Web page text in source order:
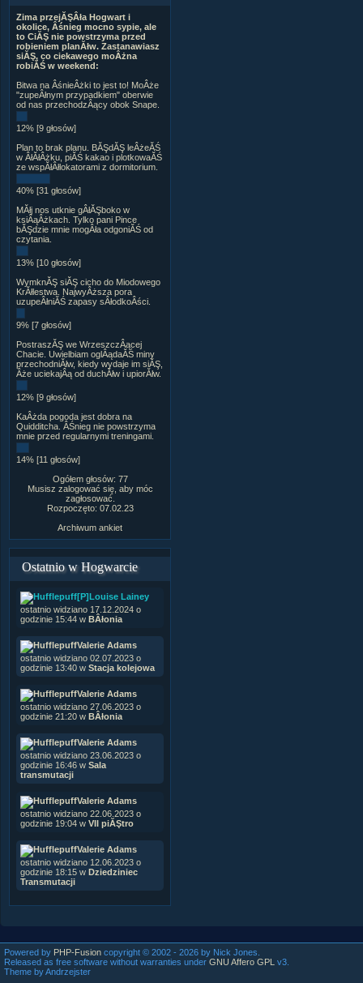
Zima przejĂŞÂła Hogwart i
okolice, Âśnieg mocno sypie, ale
to CiĂŞ nie powstrzyma przed
robieniem planĂłw. Zastanawiasz
siĂŞ, co ciekawego moÂżna
robiĂŚ w weekend:
Bitwa na ÂśnieÂżki to jest to! MoÂże
"zupeÂłnym przypadkiem" oberwie
od nas przechodzÂący obok Snape.
12% [9 głosów]
Plan to brak planu. BĂŞdĂŞ leÂżeĂŚ
w ÂłĂłÂżku, piĂŚ kakao i plotkowaĂŚ
ze wspĂłÂłlokatorami z dormitorium.
40% [31 głosów]
MĂłj nos utknie gÂłĂŞboko w
ksiÂąÂżkach. Tylko pani Pince
bĂŞdzie mnie mogÂła odgoniĂŚ od
czytania.
13% [10 głosów]
WymknĂŞ siĂŞ cicho do Miodowego
KrĂłlestwa. NajwyÂższa pora
uzupeÂłniĂŚ zapasy sÂłodkoÂści.
9% [7 głosów]
PostraszĂŞ we WrzeszczÂącej
Chacie. Uwielbiam oglÂądaĂŚ miny
przechodniĂłw, kiedy wydaje im siĂŞ,
Âże uciekajÂą od duchĂłw i upiorĂłw.
12% [9 głosów]
KaÂżda pogoda jest dobra na
Quidditcha. ÂŚnieg nie powstrzyma
mnie przed regularnymi treningami.
14% [11 głosów]
Ogółem głosów: 77
Musisz zalogować się, aby móc
zagłosować.
Rozpoczęto: 07.02.23
Archiwum ankiet
Ostatnio w Hogwarcie
[P]Louise Lainey
ostatnio widziano 17.12.2024 o
godzinie 15:44 w BÂłonia
Valerie Adams
ostatnio widziano 02.07.2023 o
godzinie 13:40 w Stacja kolejowa
Valerie Adams
ostatnio widziano 27.06.2023 o
godzinie 21:20 w BÂłonia
Valerie Adams
ostatnio widziano 23.06.2023 o
godzinie 16:46 w Sala
transmutacji
Valerie Adams
ostatnio widziano 22.06.2023 o
godzinie 19:04 w VII piĂŞtro
Valerie Adams
ostatnio widziano 12.06.2023 o
godzinie 18:15 w Dziedziniec
Transmutacji
Powered by PHP-Fusion copyright © 2002 - 2026 by Nick Jones.
Released as free software without warranties under GNU Affero GPL
v3.
Theme by Andrzejster